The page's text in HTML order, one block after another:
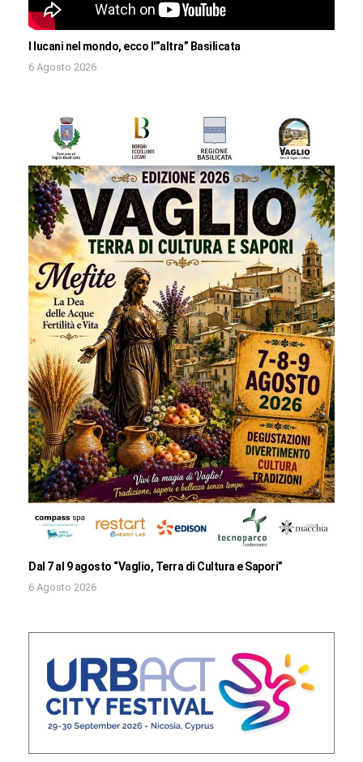
I lucani nel mondo, ecco l'”altra” Basilicata
6 Agosto 2026
Dal 7 al 9 agosto “Vaglio, Terra di Cultura e Sapori”
6 Agosto 2026